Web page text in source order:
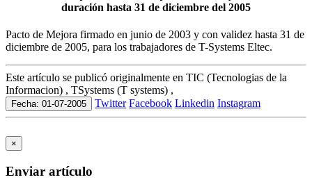
duración hasta 31 de diciembre del 2005
Pacto de Mejora firmado en junio de 2003 y con validez hasta 31 de
diciembre de 2005, para los trabajadores de T-Systems Eltec.
Este artículo se publicó originalmente en TIC (Tecnologias de la
Informacion) , TSystems (T systems) ,
Fecha: 01-07-2005 Twitter Facebook Linkedin Instagram
×
Enviar artículo